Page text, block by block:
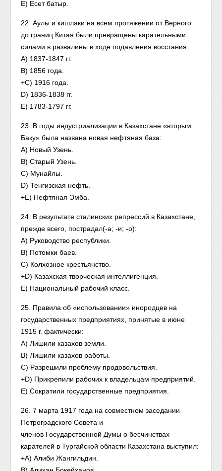
E) Есет батыр.
22. Аулы и кишлаки на всем протяжении от Верного
до границ Китая были превращены карательными
силами в развалины в ходе подавления восстания
A) 1837-1847 гг.
B) 1856 года.
+C) 1916 года.
D) 1836-1838 гг.
E) 1783-1797 гг.
23. В годы индустриализации в Казахстане «вторым
Баку» была названа новая нефтяная база:
A) Новый Узень.
B) Старый Узень.
C) Мунайлы.
D) Тенгизская нефть.
+E) Нефтяная Эмба.
24. В результате сталинских репрессий в Казахстане,
прежде всего, пострадал(-а; -и; -о):
A) Руководство республики.
B) Потомки баев.
C) Колхозное крестьянство.
+D) Казахская творческая интеллигенция.
E) Национальный рабочий класс.
25. Правила об «использовании» инородцев на
государственных предприятиях, принятые в июне
1915 г. фактически:
A) Лишили казахов земли.
B) Лишили казахов работы.
C) Разрешили проблему продовольствия.
+D) Прикрепили рабочих к владельцам предприятий.
E) Сократили государственные предприятия.
26. 7 марта 1917 года на совместном заседании
Петроградского Совета и
членов Государственной Думы о бесчинствах
карателей в Тургайской области Казахстана выступил:
+A) Алиби Жангильдин.